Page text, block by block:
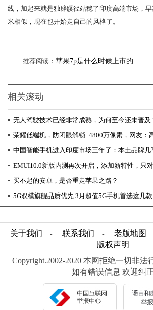
线，加起来就是独辟蹊径站稳了印度高端市场，
米相似，现在也开始走自己的风格了。
推荐阅读： 苹果7p是什么时候上市的
相关滚动
▪ 无人驾驶技术已经非常成熟，为何至今还未普
▪ 荣耀低端机，防闭眼解锁+4800万像素，网友：
▪ 中国智能手机进入印度市场三年了：本土品牌
▪ EMUI10.0新版内测再次开启，添加新特性，只
▪ 买不起的安卓，是否重走苹果之路？
▪ 5G双模旗舰品质优先 3月超值5G手机首选这几款
关于我们 - 联系我们 - 老版地图
版权声明
Copyright.2002-2020 本网拒绝一切非法
如有错误信息 欢迎纠